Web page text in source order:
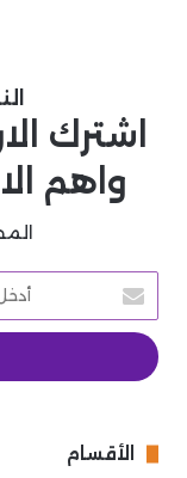
اشترك
واهم
أدخل
بريدك
الإلكتروني
الأقسام